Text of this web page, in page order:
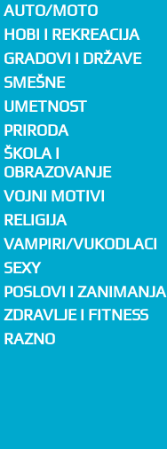
AUTO/MOTO
HOBI I REKREACIJA
GRADOVI I DRŽAVE
SMEŠNE
UMETNOST
PRIRODA
ŠKOLA I
OBRAZOVANJE
VOJNI MOTIVI
RELIGIJA
VAMPIRI/VUKODLACI
SEXY
POSLOVI I ZANIMANJA
ZDRAVLJE I FITNESS
RAZNO